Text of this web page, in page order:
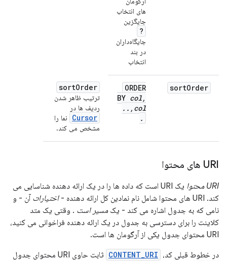
های انتخاب
جایگزین
?
جایگاه‌داران
در بند
انتخاب
sortOrder
ORDER
BY col,
col
,
.
.
.
sortOrder
ترتیب ظاهر شدن
ردیف ها در
Cursor
نما را
مشخص می کند.
URI های محتوا
URI محتوا
یک URI است که داده ها را در یک ارائه دهنده شناسایی می
کند. URI های محتوا شامل نام نمادین کل ارائه دهنده -
اختیارات آن - و
نامی که به جدول اشاره می کند - یک مسیر است . وقتی یک متد
کلاینت را برای دسترسی به جدول در یک ارائه دهنده فراخوانی می کنید،
URI محتوای جدول یکی از آرگومان ها است.
در خطوط قبلی کد، CONTENT_URI ثابت حاوی URI محتوای جدول